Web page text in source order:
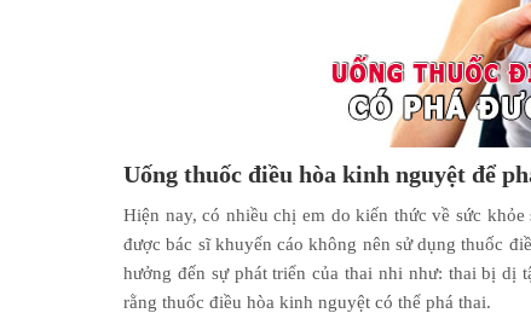
Uống thuốc điều hòa kinh nguyệt để
Hiện nay, có nhiều chị em do kiến thức về sức
được bác sĩ khuyến cáo không nên sử dụng thuốc
hưởng đến sự phát triển của thai nhi như: thai bị dị
rằng thuốc điều hòa kinh nguyệt có thể phá thai.